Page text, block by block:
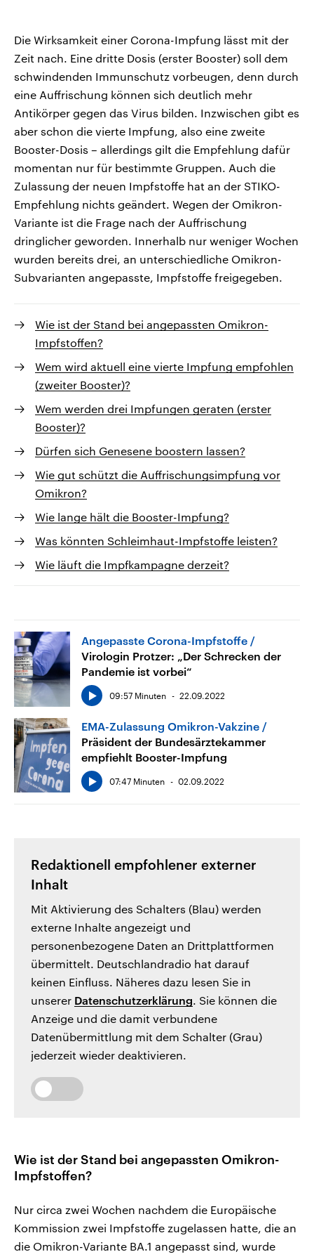
Die Wirksamkeit einer Corona-Impfung lässt mit der
Zeit nach. Eine dritte Dosis (erster Booster) soll dem
schwindenden Immunschutz vorbeugen, denn durch
eine Auffrischung können sich deutlich mehr
Antikörper gegen das Virus bilden. Inzwischen gibt es
aber schon die vierte Impfung, also eine zweite
Booster-Dosis – allerdings gilt die Empfehlung dafür
momentan nur für bestimmte Gruppen. Auch die
Zulassung der neuen Impfstoffe hat an der STIKO-
Empfehlung nichts geändert. Wegen der Omikron-
Variante ist die Frage nach der Auffrischung
dringlicher geworden. Innerhalb nur weniger Wochen
wurden bereits drei, an unterschiedliche Omikron-
Subvarianten angepasste, Impfstoffe freigegeben.
Wie ist der Stand bei angepassten Omikron-
Impfstoffen?
Wem wird aktuell eine vierte Impfung empfohlen
(zweiter Booster)?
Wem werden drei Impfungen geraten (erster
Booster)?
Dürfen sich Genesene boostern lassen?
Wie gut schützt die Auffrischungsimpfung vor
Omikron?
Wie lange hält die Booster-Impfung?
Was könnten Schleimhaut-Impfstoffe leisten?
Wie läuft die Impfkampagne derzeit?
Angepasste Corona-Impfstoffe
Virologin Protzer: „Der Schrecken der
Pandemie ist vorbei“
09:57 Minuten 22.09.2022
EMA-Zulassung Omikron-Vakzine
Präsident der Bundesärztekammer
empfiehlt Booster-Impfung
07:47 Minuten 02.09.2022
Redaktionell empfohlener externer
Inhalt
Mit Aktivierung des Schalters (Blau) werden
externe Inhalte angezeigt und
personenbezogene Daten an Drittplattformen
übermittelt. Deutschlandradio hat darauf
keinen Einfluss. Näheres dazu lesen Sie in
unserer Datenschutzerklärung. Sie können die
Anzeige und die damit verbundene
Datenübermittlung mit dem Schalter (Grau)
jederzeit wieder deaktivieren.
Wie ist der Stand bei angepassten Omikron-
Impfstoffen?
Nur circa zwei Wochen nachdem die Europäische
Kommission zwei Impfstoffe zugelassen hatte, die an
die Omikron-Variante BA.1 angepasst sind, wurde